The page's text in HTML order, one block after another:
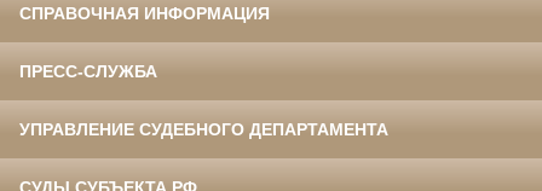
СПРАВОЧНАЯ ИНФОРМАЦИЯ
ПРЕСС-СЛУЖБА
УПРАВЛЕНИЕ СУДЕБНОГО ДЕПАРТАМЕНТА